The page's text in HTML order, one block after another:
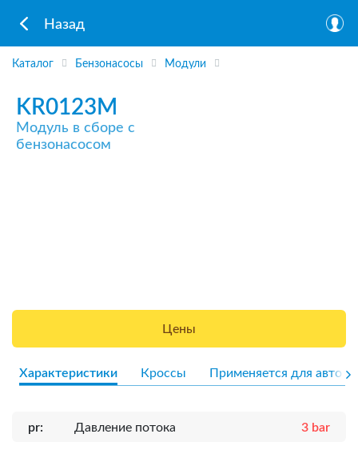
Назад
Каталог Бензонасосы Модули
KR0123M
Модуль в сборе с
бензонасосом
Цены
Характеристики Кроссы Применяется для авто
pr: Давление потока 3 bar